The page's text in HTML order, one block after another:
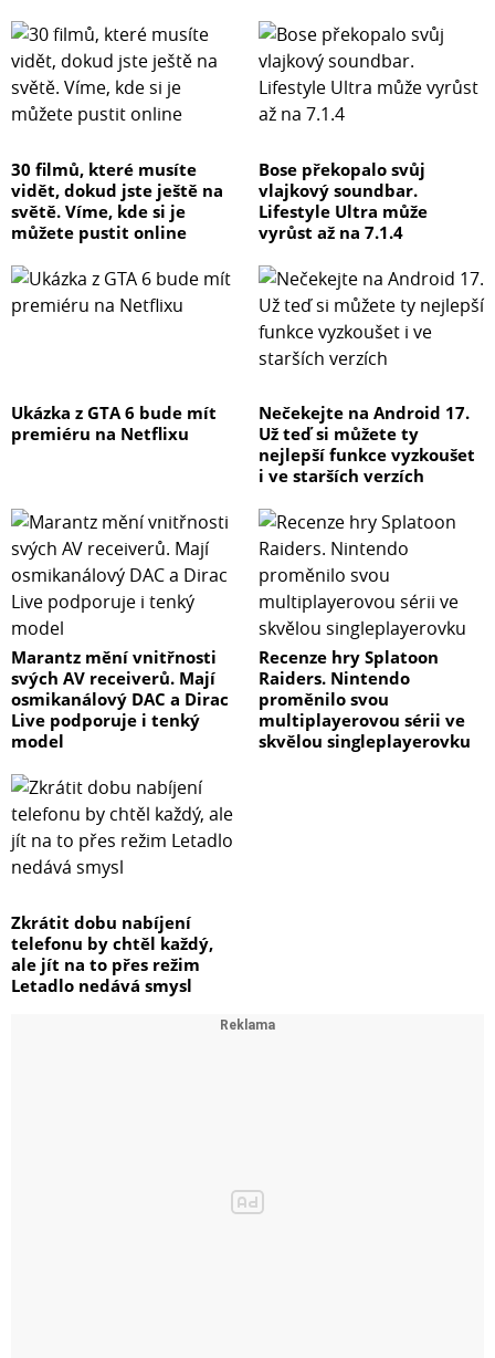
30 filmů, které musíte
vidět, dokud jste ještě na
světě. Víme, kde si je
můžete pustit online
Bose překopalo svůj
vlajkový soundbar.
Lifestyle Ultra může
vyrůst až na 7.1.4
Ukázka z GTA 6 bude mít
premiéru na Netflixu
Nečekejte na Android 17.
Už teď si můžete ty
nejlepší funkce vyzkoušet
i ve starších verzích
Marantz mění vnitřnosti
svých AV receiverů. Mají
osmikanálový DAC a Dirac
Live podporuje i tenký
model
Recenze hry Splatoon
Raiders. Nintendo
proměnilo svou
multiplayerovou sérii ve
skvělou singleplayerovku
Zkrátit dobu nabíjení
telefonu by chtěl každý,
ale jít na to přes režim
Letadlo nedává smysl